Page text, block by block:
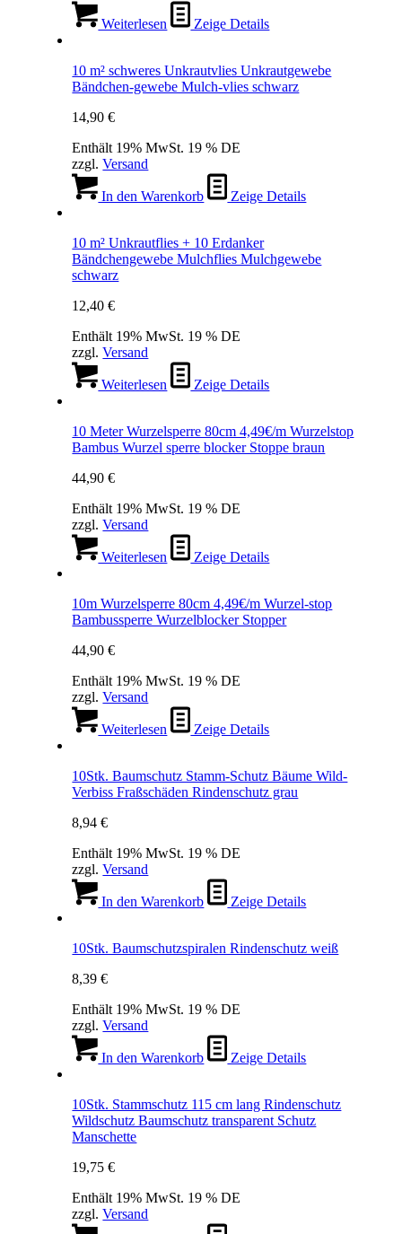
Weiterlesen Zeige Details
10 m² schweres Unkrautvlies Unkrautgewebe
Bändchen-gewebe Mulch-vlies schwarz
14,90€
Enthält 19% MwSt. 19 % DE
zzgl.Versand
In den Warenkorb Zeige Details
10 m² Unkrautflies + 10 Erdanker
Bändchengewebe Mulchflies Mulchgewebe
schwarz
12,40€
Enthält 19% MwSt. 19 % DE
zzgl.Versand
Weiterlesen Zeige Details
10 Meter Wurzelsperre 80cm 4,49€/m Wurzelstop
Bambus Wurzel sperre blocker Stoppe braun
44,90€
Enthält 19% MwSt. 19 % DE
zzgl.Versand
Weiterlesen Zeige Details
10m Wurzelsperre 80cm 4,49€/m Wurzel-stop
Bambussperre Wurzelblocker Stopper
44,90€
Enthält 19% MwSt. 19 % DE
zzgl.Versand
Weiterlesen Zeige Details
10Stk. Baumschutz Stamm-Schutz Bäume Wild-
Verbiss Fraßschäden Rindenschutz grau
8,94€
Enthält 19% MwSt. 19 % DE
zzgl.Versand
In den Warenkorb Zeige Details
10Stk. Baumschutzspiralen Rindenschutz weiß
8,39€
Enthält 19% MwSt. 19 % DE
zzgl.Versand
In den Warenkorb Zeige Details
10Stk. Stammschutz 115 cm lang Rindenschutz
Wildschutz Baumschutz transparent Schutz
Manschette
19,75€
Enthält 19% MwSt. 19 % DE
zzgl.Versand